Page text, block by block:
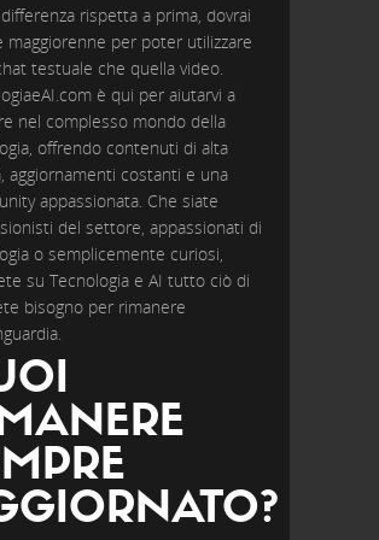
rispetta a prima, dovrai
maggiorenne per poter utilizzare
testuale che quella video.
è qui per aiutarvi a
nel complesso mondo della
offrendo contenuti di alta
aggiornamenti costanti e una
appassionata. Che siate
del settore, appassionati di
o semplicemente curiosi,
su Tecnologia e AI tutto ciò di
bisogno per rimanere